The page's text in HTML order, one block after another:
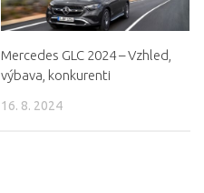
Mercedes GLC 2024 – Vzhled,
výbava, konkurenti
16. 8. 2024